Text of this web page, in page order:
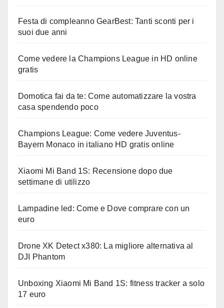
Festa di compleanno GearBest: Tanti sconti per i
suoi due anni
Come vedere la Champions League in HD online
gratis
Domotica fai da te: Come automatizzare la vostra
casa spendendo poco
Champions League: Come vedere Juventus-
Bayern Monaco in italiano HD gratis online
Xiaomi Mi Band 1S: Recensione dopo due
settimane di utilizzo
Lampadine led: Come e Dove comprare con un
euro
Drone XK Detect x380: La migliore alternativa al
DJI Phantom
Unboxing Xiaomi Mi Band 1S: fitness tracker a solo
17 euro